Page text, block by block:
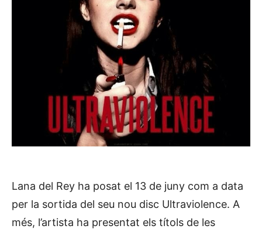
Lana del Rey ha posat el 13 de juny com a data
per la sortida del seu nou disc Ultraviolence. A
més, l’artista ha presentat els títols de les